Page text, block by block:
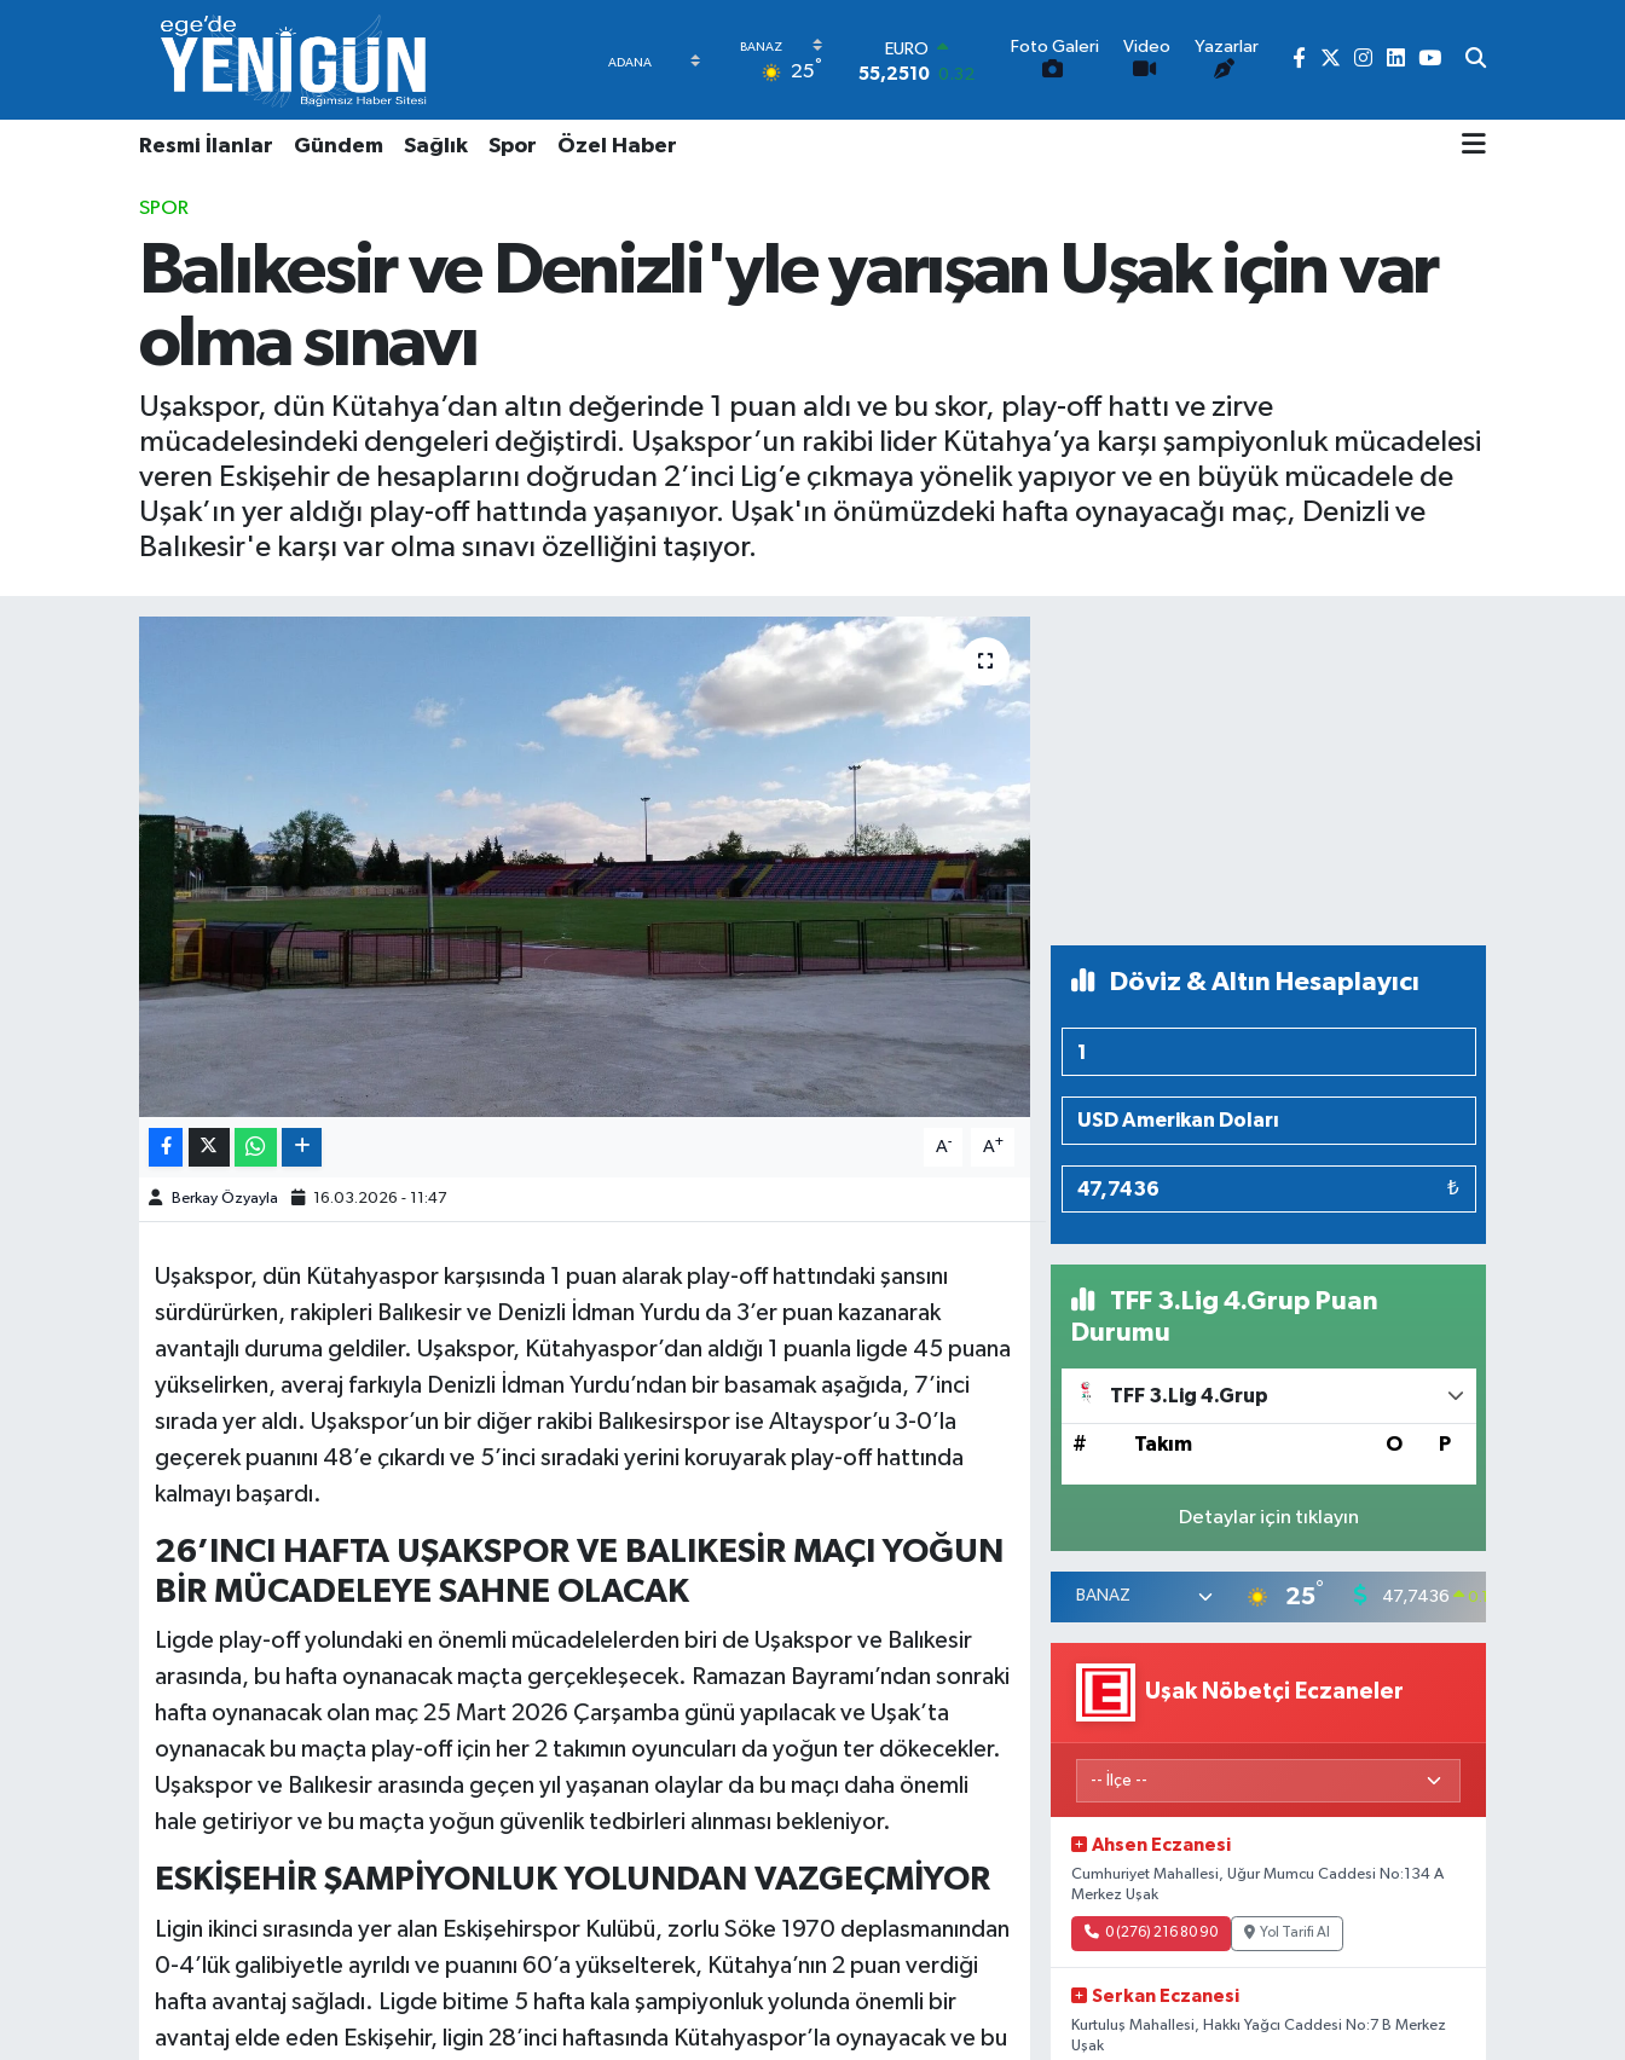
25°
STERLİN
64,4811 0.38
6660.55 0
47,7436
0.18
Foto Galeri Video Yazarlar
Resmi İlanlar Gündem Sağlık Spor Özel Haber
SPOR
Balıkesir ve Denizli'yle yarışan Uşak için var
olma sınavı
Uşakspor, dün Kütahya’dan altın değerinde 1 puan aldı ve bu skor, play-off hattı ve zirve
mücadelesindeki dengeleri değiştirdi. Uşakspor’un rakibi lider Kütahya’ya karşı şampiyonluk mücadelesi
veren Eskişehir de hesaplarını doğrudan 2’inci Lig’e çıkmaya yönelik yapıyor ve en büyük mücadele de
Uşak’ın yer aldığı play-off hattında yaşanıyor. Uşak'ın önümüzdeki hafta oynayacağı maç, Denizli ve
Balıkesir'e karşı var olma sınavı özelliğini taşıyor.
A- A+
Berkay Özyayla 16.03.2026 - 11:47
Uşakspor, dün Kütahyaspor karşısında 1 puan alarak play-off hattındaki şansını
sürdürürken, rakipleri Balıkesir ve Denizli İdman Yurdu da 3’er puan kazanarak
avantajlı duruma geldiler. Uşakspor, Kütahyaspor’dan aldığı 1 puanla ligde 45 puana
yükselirken, averaj farkıyla Denizli İdman Yurdu’ndan bir basamak aşağıda, 7’inci
sırada yer aldı. Uşakspor’un bir diğer rakibi Balıkesirspor ise Altayspor’u 3-0’la
geçerek puanını 48’e çıkardı ve 5’inci sıradaki yerini koruyarak play-off hattında
kalmayı başardı.
26’INCI HAFTA UŞAKSPOR VE BALIKESİR MAÇI YOĞUN
BİR MÜCADELEYE SAHNE OLACAK
Ligde play-off yolundaki en önemli mücadelelerden biri de Uşakspor ve Balıkesir
arasında, bu hafta oynanacak maçta gerçekleşecek. Ramazan Bayramı’ndan sonraki
hafta oynanacak olan maç 25 Mart 2026 Çarşamba günü yapılacak ve Uşak’ta
oynanacak bu maçta play-off için her 2 takımın oyuncuları da yoğun ter dökecekler.
Uşakspor ve Balıkesir arasında geçen yıl yaşanan olaylar da bu maçı daha önemli
hale getiriyor ve bu maçta yoğun güvenlik tedbirleri alınması bekleniyor.
ESKİŞEHİR ŞAMPİYONLUK YOLUNDAN VAZGEÇMİYOR
Ligin ikinci sırasında yer alan Eskişehirspor Kulübü, zorlu Söke 1970 deplasmanından
0-4’lük galibiyetle ayrıldı ve puanını 60’a yükselterek, Kütahya’nın 2 puan verdiği
hafta avantaj sağladı. Ligde bitime 5 hafta kala şampiyonluk yolunda önemli bir
avantaj elde eden Eskişehir, ligin 28’inci haftasında Kütahyaspor’la oynayacak ve bu
Döviz & Altın Hesaplayıcı
₺
TFF 3.Lig 4.Grup Puan
Durumu
TFF 3.Lig 4.Grup
# Takım O P
Detaylar için tıklayın
25° 47,7436 0.18
Uşak Nöbetçi Eczaneler
Ahsen Eczanesi
Cumhuriyet Mahallesi, Uğur Mumcu Caddesi No:134 A
Merkez Uşak
0 (276) 216 80 90 Yol Tarifi Al
Serkan Eczanesi
Kurtuluş Mahallesi, Hakkı Yağcı Caddesi No:7 B Merkez
Uşak
Resmi İlanlar
Gündem
Özel Haber
Beyoğlu Nöbetçi Eczaneler
Beyoğlu Hava Durumu
Beyoğlu Trafik Yoğunluk Haritası
Süper Lig Puan Durumu ve Fikstür
Tüm Manşetler
Son Dakika Haberleri